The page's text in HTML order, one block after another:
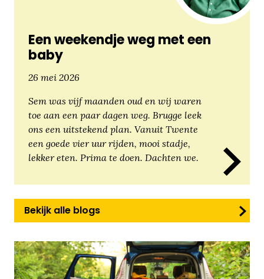
Een weekendje weg met een
baby
26 mei 2026
Sem was vijf maanden oud en wij waren
toe aan een paar dagen weg. Brugge leek
ons een uitstekend plan. Vanuit Twente
een goede vier uur rijden, mooi stadje,
lekker eten. Prima te doen. Dachten we.
Bekijk alle blogs